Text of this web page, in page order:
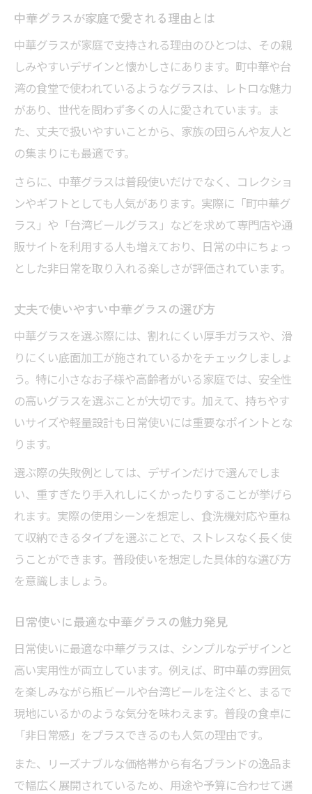
中華グラスが家庭で愛される理由とは
中華グラスが家庭で支持される理由のひとつは、その親
しみやすいデザインと懐かしさにあります。町中華や台
湾の食堂で使われているようなグラスは、レトロな魅力
があり、世代を問わず多くの人に愛されています。ま
た、丈夫で扱いやすいことから、家族の団らんや友人と
の集まりにも最適です。
さらに、中華グラスは普段使いだけでなく、コレクショ
ンやギフトとしても人気があります。実際に「町中華グ
ラス」や「台湾ビールグラス」などを求めて専門店や通
販サイトを利用する人も増えており、日常の中にちょっ
とした非日常を取り入れる楽しさが評価されています。
丈夫で使いやすい中華グラスの選び方
中華グラスを選ぶ際には、割れにくい厚手ガラスや、滑
りにくい底面加工が施されているかをチェックしましょ
う。特に小さなお子様や高齢者がいる家庭では、安全性
の高いグラスを選ぶことが大切です。加えて、持ちやす
いサイズや軽量設計も日常使いには重要なポイントとな
ります。
選ぶ際の失敗例としては、デザインだけで選んでしま
い、重すぎたり手入れしにくかったりすることが挙げら
れます。実際の使用シーンを想定し、食洗機対応や重ね
て収納できるタイプを選ぶことで、ストレスなく長く使
うことができます。普段使いを想定した具体的な選び方
を意識しましょう。
日常使いに最適な中華グラスの魅力発見
日常使いに最適な中華グラスは、シンプルなデザインと
高い実用性が両立しています。例えば、町中華の雰囲気
を楽しみながら瓶ビールや台湾ビールを注ぐと、まるで
現地にいるかのような気分を味わえます。普段の食卓に
「非日常感」をプラスできるのも人気の理由です。
また、リーズナブルな価格帯から有名ブランドの逸品ま
で幅広く展開されているため、用途や予算に合わせて選